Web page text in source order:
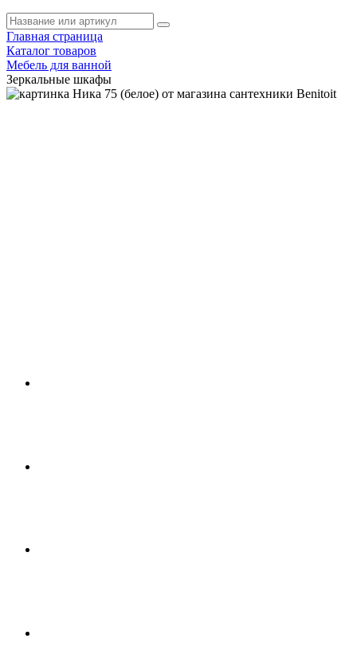
Главная страница
Каталог товаров
Мебель для ванной
Зеркальные шкафы